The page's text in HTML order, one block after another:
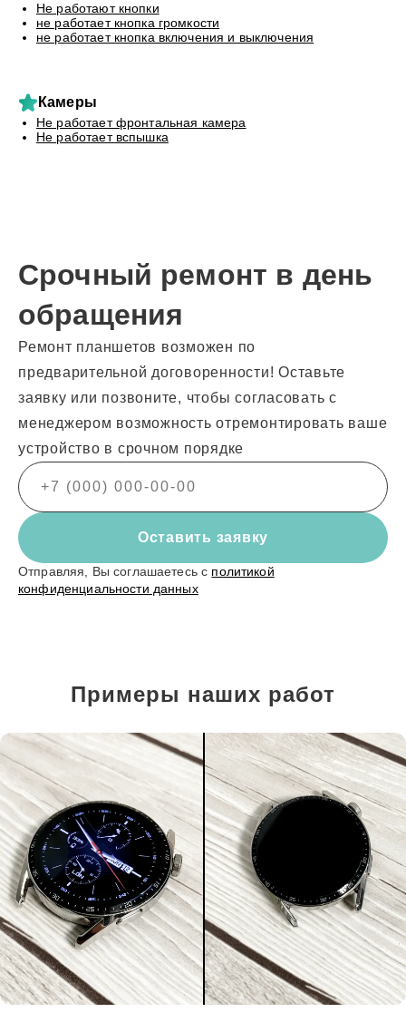
Не работают кнопки
не работает кнопка громкости
не работает кнопка включения и выключения
Камеры
Не работает фронтальная камера
Не работает вспышка
Срочный ремонт в день
обращения
Ремонт планшетов возможен по
предварительной договоренности! Оставьте
заявку или позвоните, чтобы согласовать с
менеджером возможность отремонтировать ваше
устройство в срочном порядке
Оставить заявку
Отправляя, Вы соглашаетесь с политикой
конфиденциальности данных
Примеры наших работ